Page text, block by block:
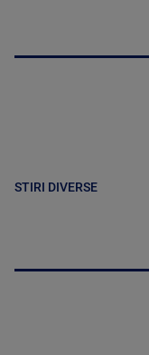
STIRI DIVERSE